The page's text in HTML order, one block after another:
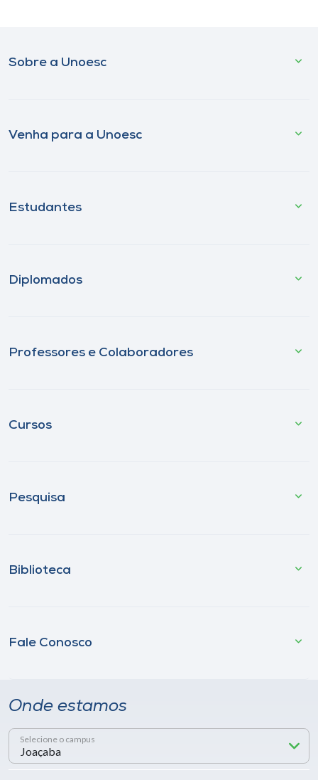
Sobre a Unoesc
Venha para a Unoesc
Estudantes
Diplomados
Professores e Colaboradores
Cursos
Pesquisa
Biblioteca
Fale Conosco
Onde estamos
Selecione o campus